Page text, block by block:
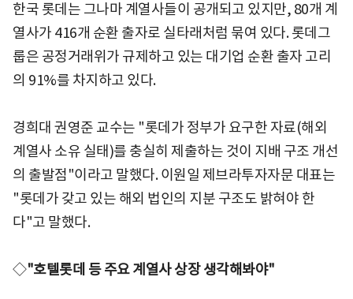
한국 롯데는 그나마 계열사들이 공개되고 있지만, 80개 계
열사가 416개 순환 출자로 실타래처럼 묶여 있다. 롯데그
룹은 공정거래위가 규제하고 있는 대기업 순환 출자 고리
의 91%를 차지하고 있다.
경희대 권영준 교수는 "롯데가 정부가 요구한 자료(해외
계열사 소유 실태)를 충실히 제출하는 것이 지배 구조 개선
의 출발점"이라고 말했다. 이원일 제브라투자자문 대표는
"롯데가 갖고 있는 해외 법인의 지분 구조도 밝혀야 한
다"고 말했다.
◇"호텔롯데 등 주요 계열사 상장 생각해봐야"